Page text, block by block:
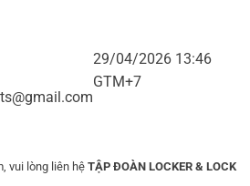
29/04/2026 13:46
GTM+7
vui lòng liên hệTẬP ĐOÀN LOCKER & LOCK